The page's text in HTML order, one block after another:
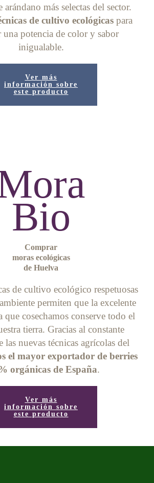
arándano más selectas del sector.
de cultivo ecológicaspara
una potencia de color y sabor
inigualable.
Ver más
información sobre
este producto
Bio
Comprar
moras ecológicas
de Huelva
de cultivo ecológico respetuosas
permiten que la excelente
que cosechamos conserve todo el
tierra. Gracias al constante
las nuevas técnicas agrícolas del
el mayor exportador de berries
orgánicas de España.
Ver más
información sobre
este producto